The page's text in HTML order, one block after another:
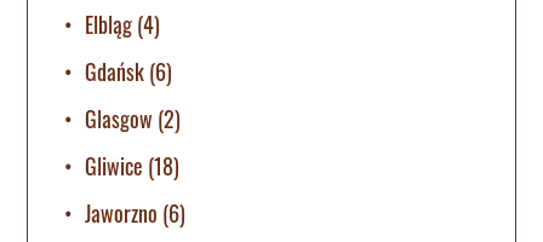
Elbląg(4)
Gdańsk(6)
Glasgow (2)
Gliwice (18)
Jaworzno (6)